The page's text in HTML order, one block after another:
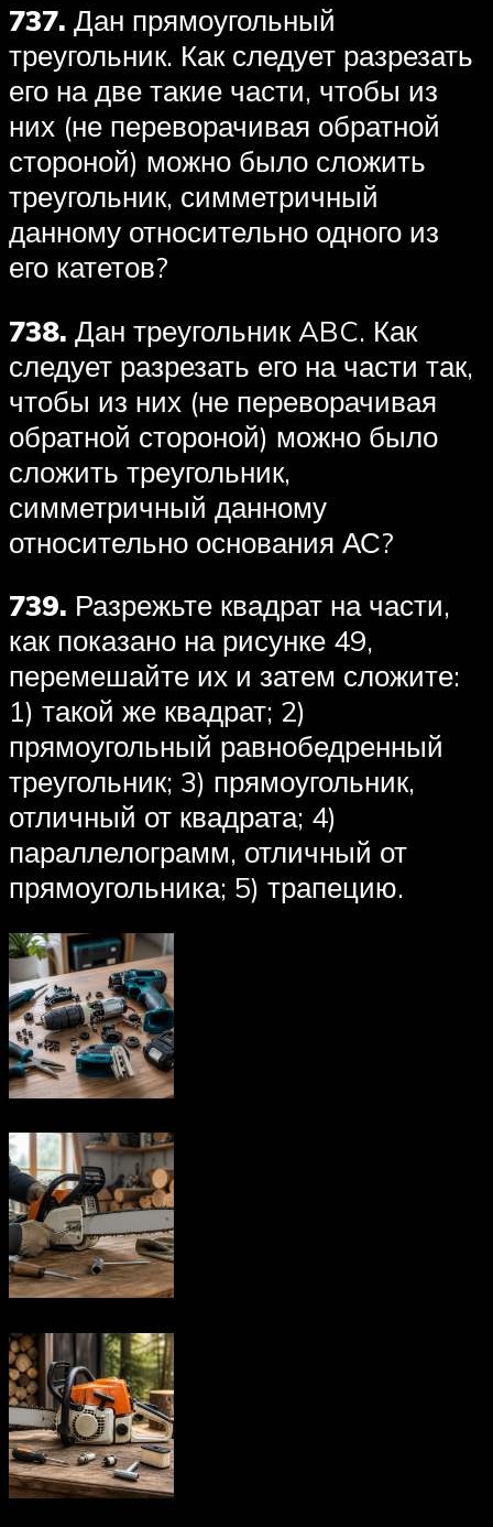
737. Дан прямоугольный
треугольник. Как следует разрезать
его на две такие части, чтобы из
них (не переворачивая обратной
стороной) можно было сложить
треугольник, симметричный
данному относительно одного из
его катетов?
738. Дан треугольник ABC. Как
следует разрезать его на части так,
чтобы из них (не переворачивая
обратной стороной) можно было
сложить треугольник,
симметричный данному
относительно основания АС?
739. Разрежьте квадрат на части,
как показано на рисунке 49,
перемешайте их и затем сложите:
1) такой же квадрат; 2)
прямоугольный равнобедренный
треугольник; 3) прямоугольник,
отличный от квадрата; 4)
параллелограмм, отличный от
прямоугольника; 5) трапецию.